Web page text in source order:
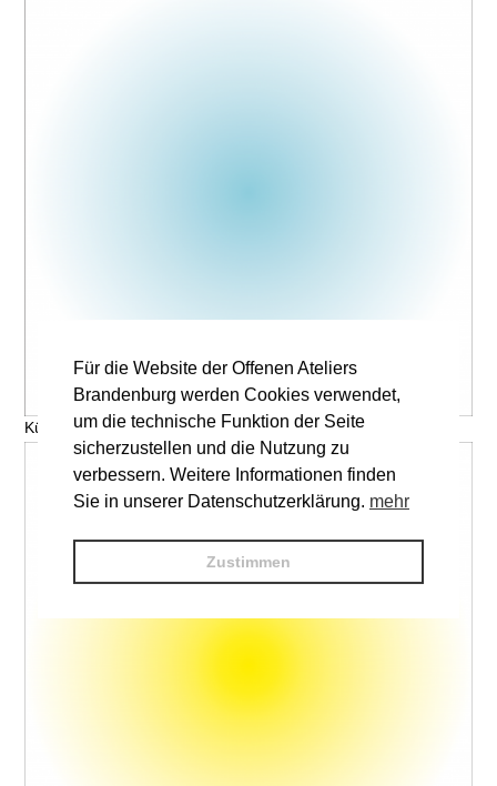
Künstler, Titel © V. Name
Für die Website der Offenen Ateliers
Brandenburg werden Cookies verwendet,
um die technische Funktion der Seite
sicherzustellen und die Nutzung zu
verbessern. Weitere Informationen finden
Sie in unserer Datenschutzerklärung. mehr
Zustimmen